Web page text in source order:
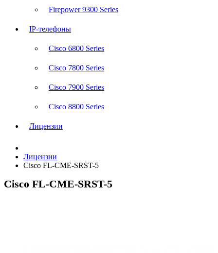
Firepower 9300 Series
IP-телефоны
Cisco 6800 Series
Cisco 7800 Series
Cisco 7900 Series
Cisco 8800 Series
Лицензии
Лицензии
Cisco FL-CME-SRST-5
Cisco FL-CME-SRST-5